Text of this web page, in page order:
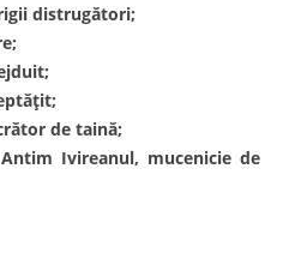
distrugători;
de taină;
Ivireanul, mucenicie de